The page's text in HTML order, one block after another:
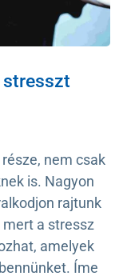
stresszt
nem csak
is. Nagyon
rajtunk
mert a stressz
amelyek
Íme